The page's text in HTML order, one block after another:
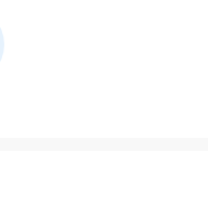
育考试院报考通知
职业高中、中等